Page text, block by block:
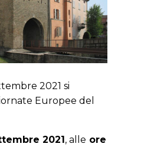
2021 si
Europee del
2021, alle ore